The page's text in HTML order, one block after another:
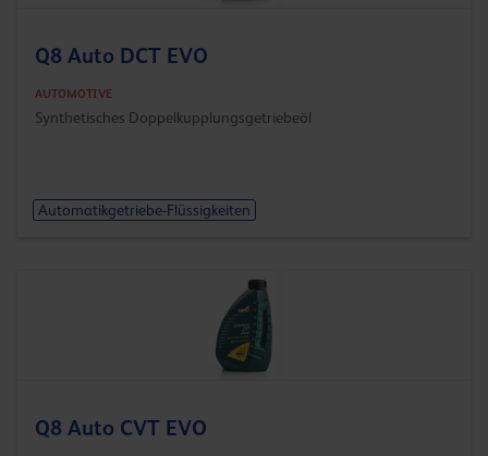
Q8 Auto DCT EVO
AUTOMOTIVE
Synthetisches Doppelkupplungsgetriebeöl
Automatikgetriebe-Flüssigkeiten
Q8 Auto CVT EVO